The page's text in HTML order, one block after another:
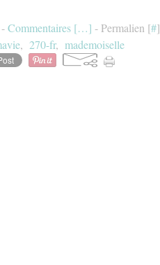
Commentaires […] - Permalien [#]
, 270-fr, mademoiselle